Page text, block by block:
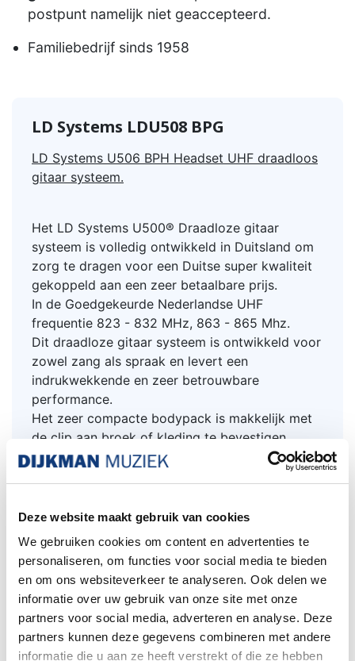
Deze website maakt gebruik van cookies
We gebruiken cookies om content en advertenties te
personaliseren, om functies voor social media te bieden
en om ons websiteverkeer te analyseren. Ook delen we
informatie over uw gebruik van onze site met onze
partners voor social media, adverteren en analyse. Deze
partners kunnen deze gegevens combineren met andere
informatie die u aan ze heeft verstrekt of die ze hebben
postpunt namelijk niet geaccepteerd.
Familiebedrijf sinds 1958
LD Systems LDU508 BPG
LD Systems U506 BPH Headset UHF draadloos
gitaar systeem.
Het LD Systems U500® Draadloze gitaar
systeem is volledig ontwikkeld in Duitsland om
zorg te dragen voor een Duitse super kwaliteit
gekoppeld aan een zeer betaalbare prijs.
In de Goedgekeurde Nederlandse UHF
frequentie 823 - 832 MHz, 863 - 865 Mhz.
Dit draadloze gitaar systeem is ontwikkeld voor
zowel zang als spraak en levert een
indrukwekkende en zeer betrouwbare
performance.
Het zeer compacte bodypack is makkelijk met
de clip aan broek of kleding te bevestigen.
Dit nieuwe LD Systems U508 draadloos gitaar
Het zendvermogen is regelbaar 2mW,10mW, 30
meter mogelijk is (afhankelijk van de omgeving).
In deze frequentie range zijn er maar liefst 12
systemen simultaan naast elkaar te gebruiken.
Dit True Diversity UHF draadloos systeem is
uigevoerd met een automatische scan funktie
om gemakkelijk en snel de beste vrije frequentie